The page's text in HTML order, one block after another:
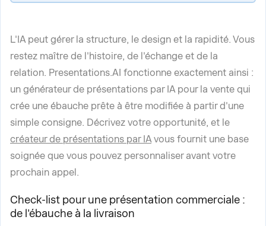
L'IA peut gérer la structure, le design et la rapidité. Vous
restez maître de l'histoire, de l'échange et de la
relation. Presentations.AI fonctionne exactement ainsi :
un générateur de présentations par IA pour la vente qui
crée une ébauche prête à être modifiée à partir d'une
simple consigne. Décrivez votre opportunité, et le
créateur de présentations par IA vous fournit une base
soignée que vous pouvez personnaliser avant votre
prochain appel.
Check-list pour une présentation commerciale :
de l'ébauche à la livraison